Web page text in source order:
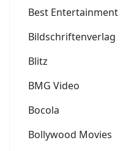
Best Entertainment
Bildschriftenverlag
Blitz
BMG Video
Bocola
Bollywood Movies